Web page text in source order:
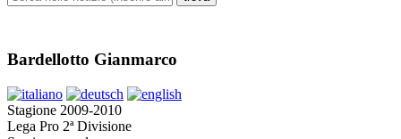
Bardellotto Gianmarco
Stagione 2009-2010
Lega Pro 2ª Divisione